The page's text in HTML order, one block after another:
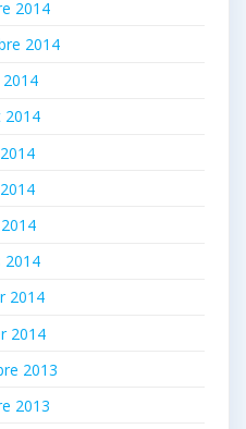
2014
2014
2014
2014
2014
2014
2013
2013